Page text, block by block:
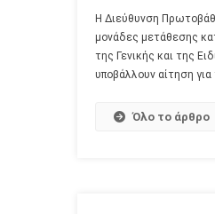
Η Διεύθυνση
μονάδες μετάθεσης
της Γενικής και της
υποβάλλουν αίτηση για
Όλο το άρθρο